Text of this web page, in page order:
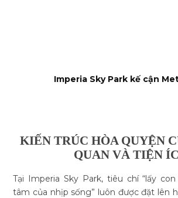
Imperia Sky Park kế cận
KIẾN TRÚC HÒA QUYỆN
QUAN VÀ TIỆN
Tại Imperia Sky Park, tiêu chí “lấy
tâm của nhịp sống” luôn được đặt lên